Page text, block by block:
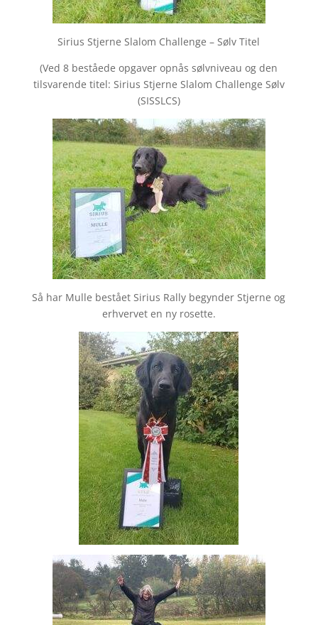
Sirius Stjerne Slalom Challenge – Sølv Titel
(Ved 8 beståede opgaver opnås sølvniveau og den
tilsvarende titel: Sirius Stjerne Slalom Challenge Sølv
(SISSLCS)
Så har Mulle bestået Sirius Rally begynder Stjerne og
erhvervet en ny rosette.